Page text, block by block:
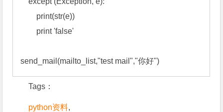
send_mail(mailto_list,"test mail","你好")
Tags：
python资料,